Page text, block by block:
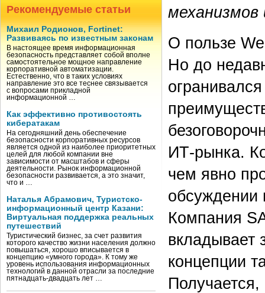
Рекомендуемые статьи
Михаил Родионов, Fortinet:
Развиваясь по известным законам
В настоящее время информационная
безопасность представляет собой вполне
самостоятельное мощное направление
корпоративной автоматизации.
Естественно, что в таких условиях
направление это все теснее связывается
с вопросами прикладной
информационной …
Как эффективно противостоять
кибератакам
На сегодняшний день обеспечение
безопасности корпоративных ресурсов
является одной из наиболее приоритетных
целей для любой компании вне
зависимости от масштабов и сферы
деятельности. Рынок информационной
безопасности развивается, а это значит,
что и …
Наталья Абрамович, Туристско-
информационный центр Казани:
Виртуальная поддержка реальных
путешествий
Туристический бизнес, за счет развития
которого качество жизни населения должно
повышаться, хорошо вписывается в
концепцию «умного города». К тому же
уровень использования информационных
технологий в данной отрасли за последние
пятнадцать-двадцать лет …
механизмов
О пользе
Но до
ИТ-рынка.
чем явно
обсуждении
Компания
вкладывает
концепции